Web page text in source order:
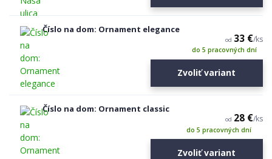
Číslo na dom: Ornament elegance
od 33 €/ks
do 5 pracovných dní
Zvoliť variant
Číslo na dom: Ornament classic
od 28 €/ks
do 5 pracovných dní
Zvoliť variant